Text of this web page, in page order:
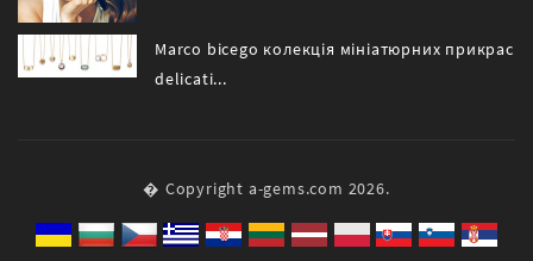
Marco bicego колекція мініатюрних прикрас
delicati...
� Copyright a-gems.com 2026.